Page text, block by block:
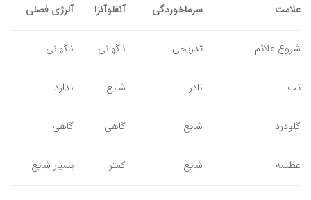
علامت سرماخوردگی آنفلوآنزا آلرژی فصلی
شروع علائم تدریجی ناگهانی ناگهانی
تب نادر شایع ندارد
گلودرد شایع گاهی گاهی
عطسه شایع کمتر بسیار شایع